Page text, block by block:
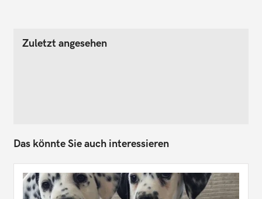
Zuletzt angesehen
Das könnte Sie auch interessieren